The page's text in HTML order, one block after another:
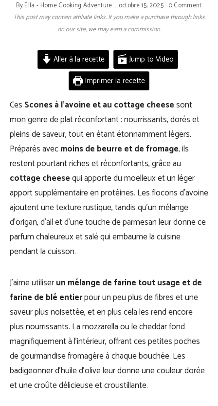
ByElla - Home Cooking Adventure octobre 15, 2025 0 Comment
This post may contain affiliate links. If you make a purchase through links
on our site, we may earn a commission.
Aller à la recette
Jump to Video
Imprimer la recette
Ces Scones à l’avoine et au cottage cheesesont
mon genre de plat réconfortant : nourrissants, dorés et
pleins de saveur, tout en étant étonnamment légers.
Préparés avecmoins de beurre et de fromage, ils
restent pourtant riches et réconfortants, grâce au
cottage cheesequi apporte du moelleux et un léger
apport supplémentaire en protéines. Les flocons d’avoine
ajoutent une texture rustique, tandis qu’un mélange
d’origan, d’ail et d’une touche de parmesan leur donne ce
parfum chaleureux et salé qui embaume la cuisine
pendant la cuisson.
J’aime utiliserun mélange de farine tout usage et de
farine de blé entierpour un peu plus de fibres et une
saveur plus noisettée, et en plus cela les rend encore
plus nourrissants. La mozzarella ou le cheddar fond
magnifiquement à l’intérieur, offrant ces petites poches
de gourmandise fromagère à chaque bouchée. Les
badigeonner d’huile d’olive leur donne une couleur dorée
et une croûte délicieuse et croustillante.